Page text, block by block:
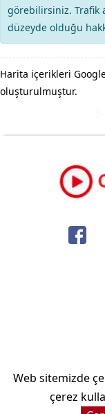
görebilirsiniz. Trafik
düzeyde olduğu
Harita içerikleri
oluşturulmuştur.
Web sitemizde
çerez